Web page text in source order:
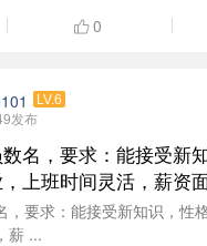
0
LV.6
发布
名，要求：能接受新
上班时间灵活，薪资
，要求：能接受新知识，性
薪 ...